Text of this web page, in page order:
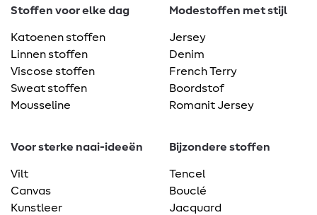
Stoffen voor elke dag
Katoenen stoffen
Linnen stoffen
Viscose stoffen
Sweat stoffen
Mousseline
Modestoffen met stijl
Jersey
Denim
French Terry
Boordstof
Romanit Jersey
Voor sterke naai-ideeën
Vilt
Canvas
Kunstleer
Bijzondere stoffen
Tencel
Bouclé
Jacquard